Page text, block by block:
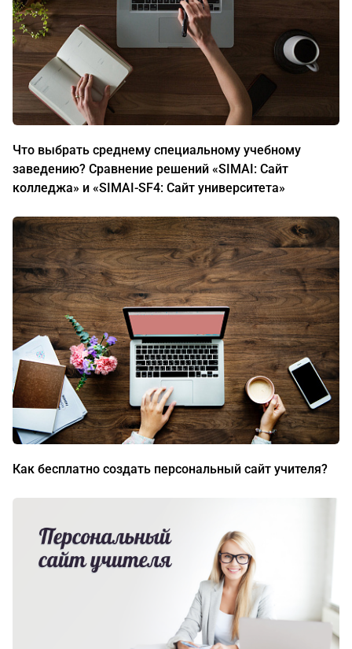
Что выбрать среднему специальному учебному
заведению? Сравнение решений «SIMAI: Сайт
колледжа» и «SIMAI-SF4: Сайт университета»
Как бесплатно создать персональный сайт учителя?